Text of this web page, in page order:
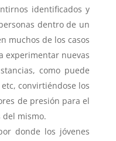
identificados y
dentro de un
muchos de los casos
experimentar nuevas
como puede
convirtiéndose los
de presión para el
del mismo.
donde los jóvenes